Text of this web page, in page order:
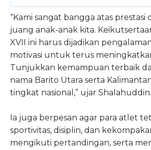
“Kami sangat bangga atas prestasi
juang anak-anak kita.
XVII ini harus dijadikan
motivasi untuk terus
Tunjukkan kemampuan terbaik
nama Barito Utara serta
tingkat nasional,” ujar Shalahuddin.
Ia juga berpesan agar para atlet
sportivitas, disiplin, dan
mengikuti pertandingan, serta